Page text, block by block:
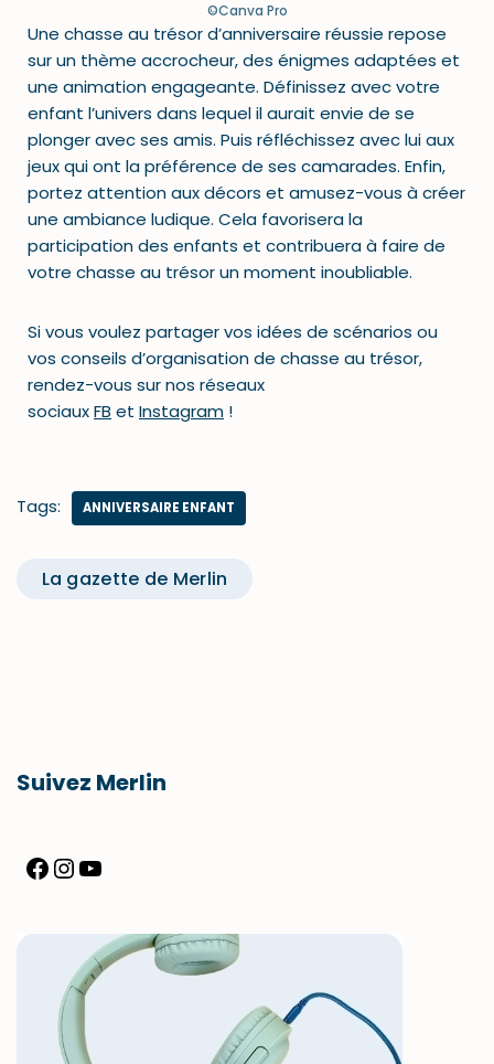
©Canva Pro
Une chasse au trésor d’anniversaire réussie repose
sur un thème accrocheur, des énigmes adaptées et
une animation engageante. Définissez avec votre
enfant l’univers dans lequel il aurait envie de se
plonger avec ses amis. Puis réfléchissez avec lui aux
jeux qui ont la préférence de ses camarades. Enfin,
portez attention aux décors et amusez-vous à créer
une ambiance ludique. Cela favorisera la
participation des enfants et contribuera à faire de
votre chasse au trésor un moment inoubliable.
Si vous voulez partager vos idées de scénarios ou
vos conseils d’organisation de chasse au trésor,
rendez-vous sur nos réseaux
sociauxFB et Instagram !
Tags: ANNIVERSAIRE ENFANT
La gazette de Merlin
Suivez Merlin